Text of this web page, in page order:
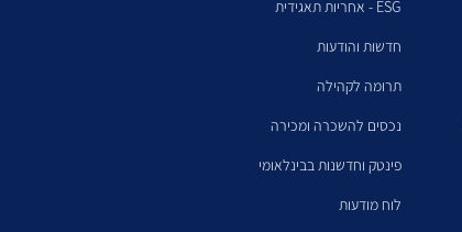
ESG - אחריות תאגידית
חדשות והודעות
תרומה לקהילה
נכסים להשכרה ומכירה
פינטק וחדשנות בבינלאומי
לוח מודעות